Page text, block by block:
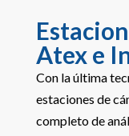
Atex e
Con la última
estaciones de
completo de